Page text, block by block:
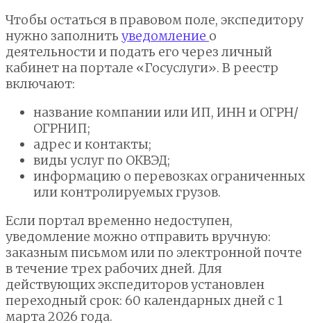
Чтобы остаться в правовом поле, экспедитору
нужно заполнить уведомление о
деятельности и подать его через личный
кабинет на портале «Госуслуги». В реестр
включают:
название компании или ИП, ИНН и ОГРН/
ОГРНИП;
адрес и контакты;
виды услуг по ОКВЭД;
информацию о перевозках ограниченных
или контролируемых грузов.
Если портал временно недоступен,
уведомление можно отправить вручную:
заказным письмом или по электронной почте
в течение трех рабочих дней. Для
действующих экспедиторов установлен
переходный срок: 60 календарных дней с 1
марта 2026 года.